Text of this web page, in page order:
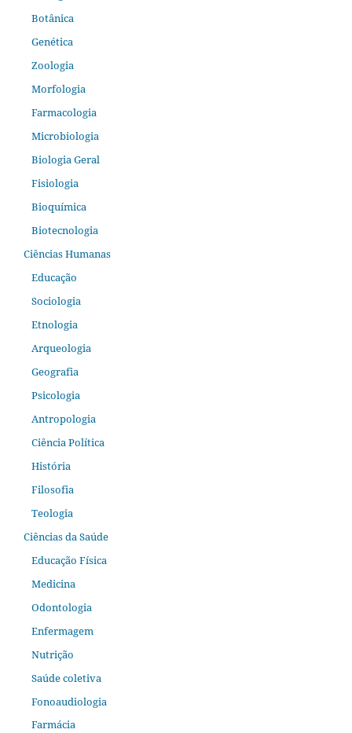
Botânica
Genética
Zoologia
Morfologia
Farmacologia
Microbiologia
Biologia Geral
Fisiologia
Bioquímica
Biotecnologia
Ciências Humanas
Educação
Sociologia
Etnologia
Arqueologia
Geografia
Psicologia
Antropologia
Ciência Política
História
Filosofia
Teologia
Ciências da Saúde
Educação Física
Medicina
Odontologia
Enfermagem
Nutrição
Saúde coletiva
Fonoaudiologia
Farmácia